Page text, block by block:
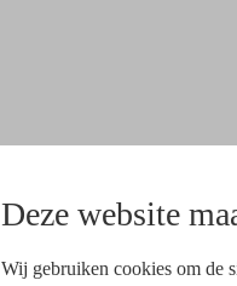
Deze website
Wij gebruiken cookies om de